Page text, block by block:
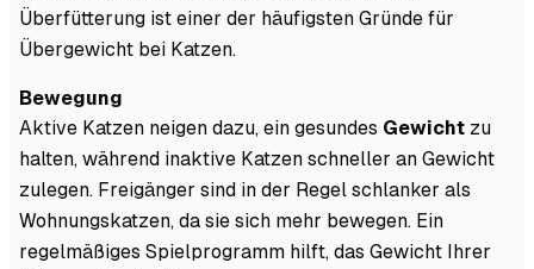
Überfütterung ist einer der häufigsten Gründe für
Übergewicht bei Katzen.
Bewegung
Aktive Katzen neigen dazu, ein gesundes Gewicht zu
halten, während inaktive Katzen schneller an Gewicht
zulegen. Freigänger sind in der Regel schlanker als
Wohnungskatzen, da sie sich mehr bewegen. Ein
regelmäßiges Spielprogramm hilft, das Gewicht Ihrer